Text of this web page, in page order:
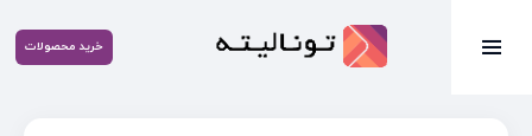
خرید محصولات